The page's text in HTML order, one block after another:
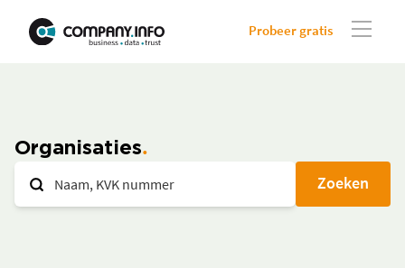
Probeer gratis
Organisaties
Zoeken